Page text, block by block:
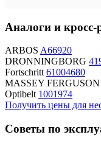
Аналоги и кросс-
ARBOS A66920
DRONNINGBORG
Fortschritt 61004680
MASSEY FERGUSON
Optibelt 1001974
Получить цены для
Советы по